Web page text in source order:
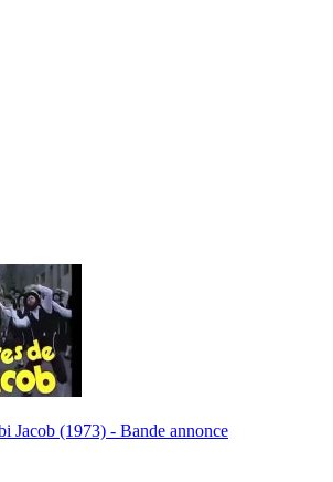
Jacob (1973) - Bande annonce